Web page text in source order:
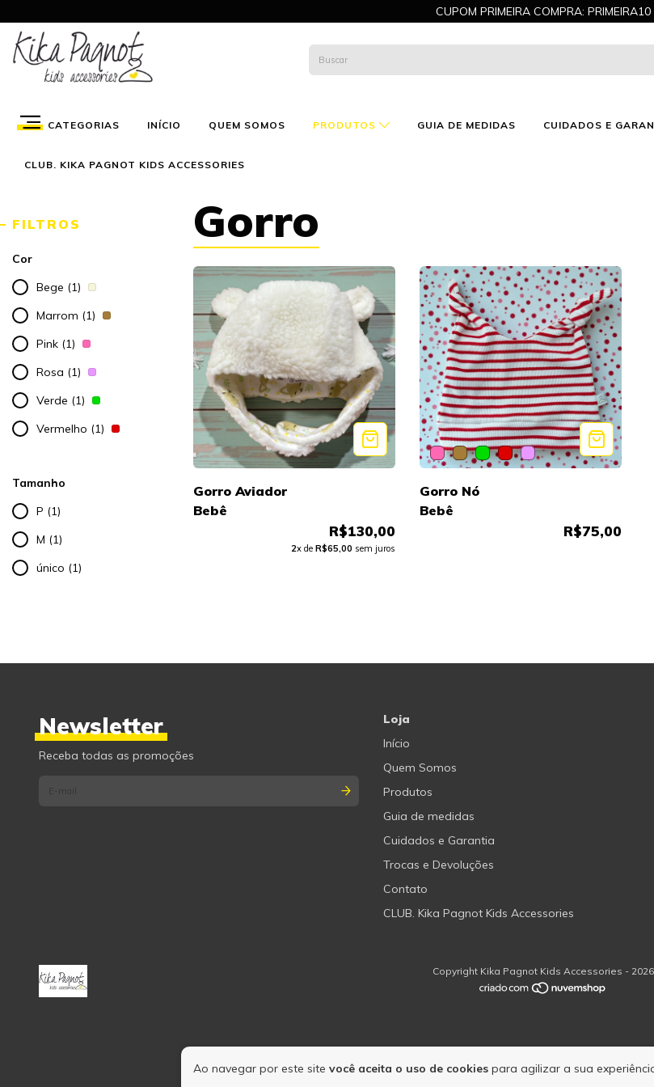
CUPOM PRIMEIRA COMPRA: PRIMEIRA10
CATEGORIAS INÍCIO QUEM SOMOS PRODUTOS GUIA DE MEDIDAS CUIDADOS E
CLUB. KIKA PAGNOT KIDS ACCESSORIES
Ao navegar por este site você aceita o uso de cookies para agilizar a sua
FILTROS
Cor
Bege (1)
Marrom (1)
Pink (1)
Rosa (1)
Verde (1)
Vermelho (1)
Tamanho
P (1)
M (1)
único (1)
Gorro
Gorro Aviador
Bebê
R$130,00
2x de R$65,00 sem juros
Gorro Nó
Bebê
R$75,00
Newsletter
Receba todas as promoções
Loja
Início
Quem Somos
Produtos
Guia de medidas
Cuidados e Garantia
Trocas e Devoluções
Contato
CLUB. Kika Pagnot Kids Accessories
Copyright Kika Pagnot Kids Accessories - 2026